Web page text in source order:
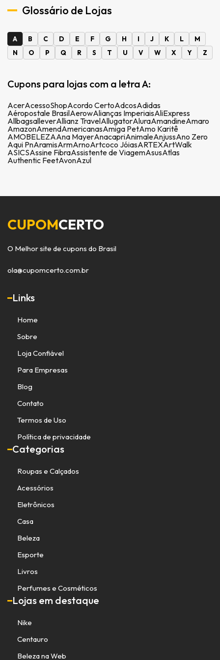
Glossário de Lojas
A B C D E F G H I J K L
M
N
O P Q R S T U V W X Y Z
Cupons para lojas com a letra A:
AcerAcessoShopAcordo CertoAdcosAdidas
Aéropostale BrasilAerowAlianças ImperiaisAliExpress
AllbagsalleverAllianz TravelAllugatorAluraAmandineAmaro
AmazonAmendAmericanasAmiga PetAmo Karitê
AMOBELEZAAna MayerAnacapriAnimaleAnjussAno Zero
Aqui PnAramisArmArnoArtcoco JóiasARTEXArtWalk
ASICSAssine FibraAssistente de ViagemAsusAtlas
Authentic FeetAvonAzul
CUPOMCERTO
O Melhor site de cupons do Brasil
ola@cupomcerto.com.br
Links
Home
Sobre
Loja Confiável
Para Empresas
Blog
Contato
Termos de Uso
Política de privacidade
Categorias
Roupas e Calçados
Acessórios
Eletrônicos
Casa
Beleza
Esporte
Livros
Perfumes e Cosméticos
Lojas em destaque
Nike
Centauro
Beleza na Web